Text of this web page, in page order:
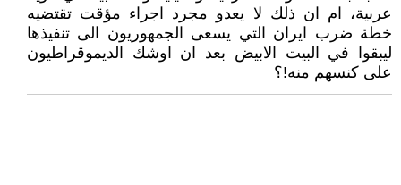
عربية، ام ان ذلك لا يعدو مجرد اجراء مؤقت تقتضيه
خطة ضرب ايران التي يسعى الجمهوريون الى تنفيذها
ليبقوا في البيت الابيض بعد ان اوشك الديموقراطيون
على كنسهم منه!؟